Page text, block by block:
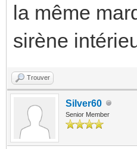
la même
sirène
Trouver
Silver60
Senior Member